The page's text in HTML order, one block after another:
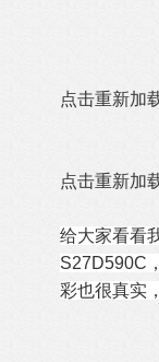
点击重新加
点击重新加
给大家看看
S27D590C
彩也很真实